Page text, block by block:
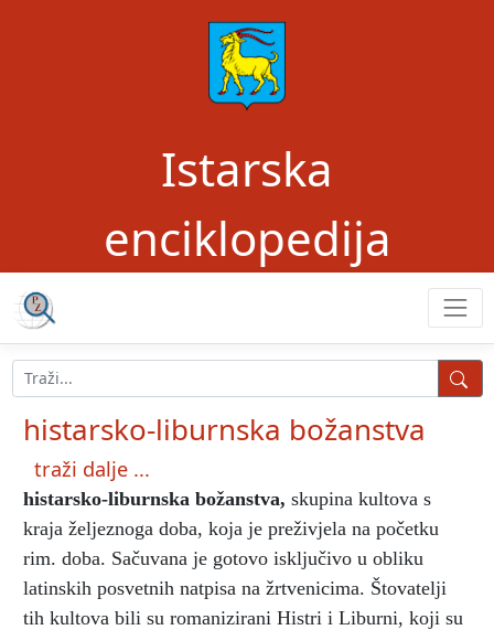
Istarska
enciklopedija
histarsko-liburnska božanstva
traži dalje ...
histarsko-liburnska božanstva, skupina kultova s
kraja željeznoga doba, koja je preživjela na početku
rim. doba. Sačuvana je gotovo isključivo u obliku
latinskih posvetnih natpisa na žrtvenicima. Štovatelji
tih kultova bili su romanizirani Histri i Liburni, koji su